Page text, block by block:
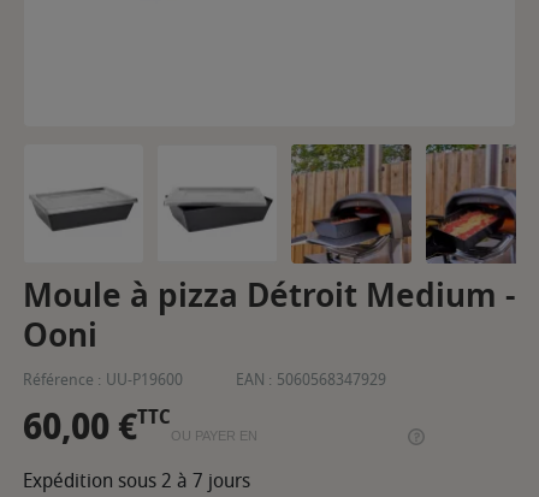
Moule à pizza Détroit Medium -
Ooni
Référence : UU-P19600 EAN : 5060568347929
60,00 €TTC
OU PAYER EN
Expédition sous 2 à 7 jours